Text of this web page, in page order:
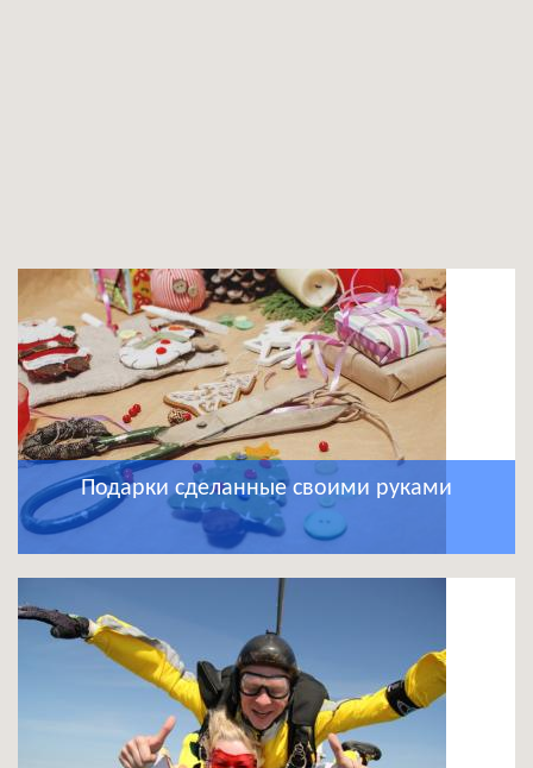
Подарки сделанные своими руками